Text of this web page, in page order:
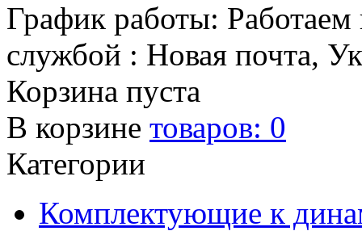
График работы: Работаем
службой : Новая почта,
Корзина пуста
В корзине товаров: 0
Категории
Комплектующие к